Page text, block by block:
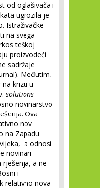
od oglašivača i
ugrozila je
Istraživačke
na svega
teškoj
proizvodeći
sadržaje
Međutim,
krizu u
solutions
novinarstvo
Ova
nov
na Zapadu
a odnosi
novinari
rješenja, a ne
i
relativno nova